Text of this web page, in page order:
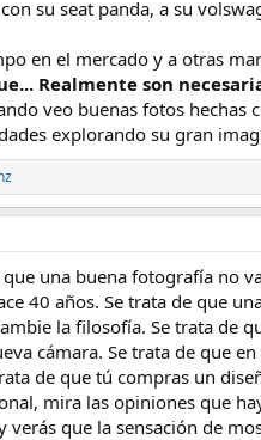
su seat panda, a su
en el mercado y a otras
Realmente son
veo buenas fotos
explorando su gran
que una buena fotografía no
40 años. Se trata de que
la filosofía. Se trata de
cámara. Se trata de que
de que tú compras un
mira las opiniones que
verás que la sensación de